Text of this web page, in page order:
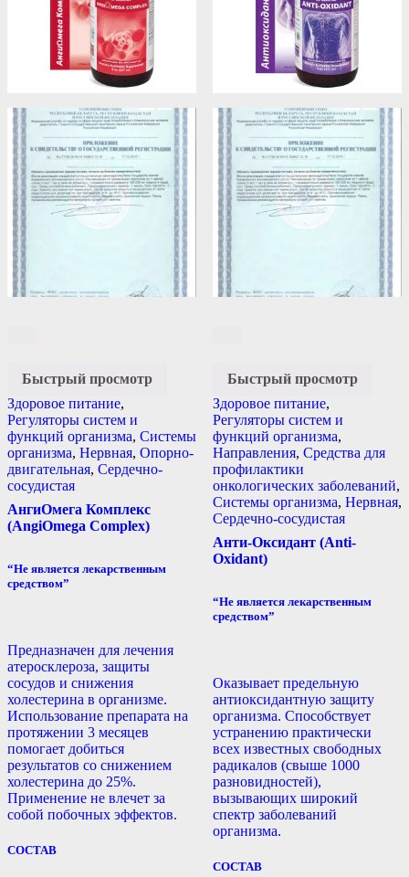
Быстрый просмотр
Здоровое питание,
Регуляторы систем и
функций организма, Системы
организма, Нервная, Опорно-
двигательная, Сердечно-
сосудистая
АнгиОмега Комплекс
(AngiOmega Complex)
“Не является лекарственным
средством”
Предназначен для лечения
атеросклероза, защиты
сосудов и снижения
холестерина в организме.
Использование препарата на
протяжении 3 месяцев
помогает добиться
результатов со снижением
холестерина до 25%.
Применение не влечет за
собой побочных эффектов.
СОСТАВ
Быстрый просмотр
Здоровое питание,
Регуляторы систем и
функций организма,
Направления, Средства для
профилактики
онкологических заболеваний,
Системы организма, Нервная,
Сердечно-сосудистая
Анти-Оксидант (Anti-
Oxidant)
“Не является лекарственным
средством”
Оказывает предельную
антиоксидантную защиту
организма. Способствует
устранению практически
всех известных свободных
радикалов (свыше 1000
разновидностей),
вызывающих широкий
спектр заболеваний
организма.
СОСТАВ